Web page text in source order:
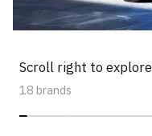
Scroll right to explore
18 brands